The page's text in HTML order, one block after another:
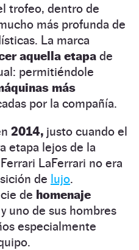
trofeo, dentro de
más profunda de
La marca
aquella etapa de
permitiéndole
más
por la compañía.
2014, justo cuando el
etapa lejos de la
LaFerrari no era
de lujo.
de homenaje
uno de sus hombres
especialmente